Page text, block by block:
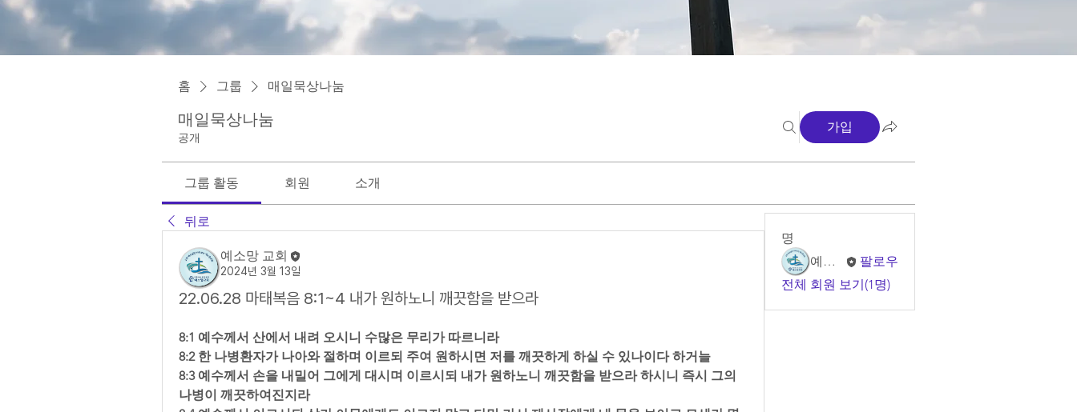
홈 그룹 매일묵상나눔
매일묵상나눔
공개
가입
그룹 활동 회원 소개
뒤로
예소망 교회
2024년 3월 13일
22.06.28 마태복음 8:1~4 내가 원하노니 깨끗함을 받으라
8:1 예수께서 산에서 내려 오시니 수많은 무리가 따르니라
8:2 한 나병환자가 나아와 절하며 이르되 주여 원하시면 저를 깨끗하게 하실 수 있나이다 하거늘
8:3 예수께서 손을 내밀어 그에게 대시며 이르시되 내가 원하노니 깨끗함을 받으라 하시니 즉시 그의
나병이 깨끗하여진지라
명
예소망 교회
팔로우
전체 회원 보기(1명)